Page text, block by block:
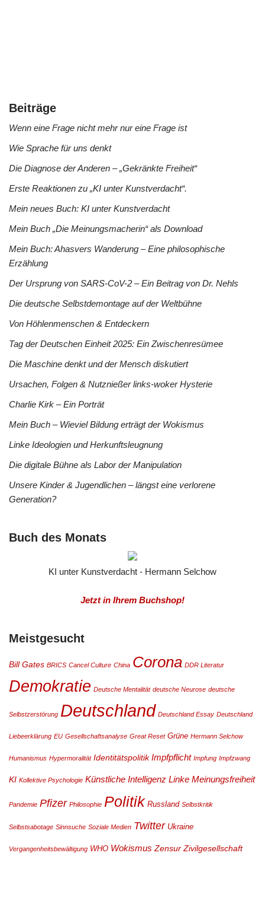
Beiträge
Wenn eine Frage nicht mehr nur eine Frage ist
Wie Sprache für uns denkt
Die Diagnose der Anderen – „Gekränkte Freiheit“
Erste Reaktionen zu „KI unter Kunstverdacht“.
Mein neues Buch: KI unter Kunstverdacht
Mein Buch „Die Meinungsmacherin“ als Download
Mein Buch: Ahasvers Wanderung – Eine philosophische
Erzählung
Der Ursprung von SARS-CoV-2 – Ein Beitrag von Dr. Nehls
Die deutsche Selbstdemontage auf der Weltbühne
Von Höhlenmenschen & Entdeckern
Tag der Deutschen Einheit 2025: Ein Zwischenresümee
Die Maschine denkt und der Mensch diskutiert
Ursachen, Folgen & Nutznießer links-woker Hysterie
Charlie Kirk – Ein Porträt
Mein Buch – Wieviel Bildung erträgt der Wokismus
Linke Ideologien und Herkunftsleugnung
Die digitale Bühne als Labor der Manipulation
Unsere Kinder & Jugendlichen – längst eine verlorene
Generation?
Buch des Monats
KI unter Kunstverdacht - Hermann Selchow
Jetzt in Ihrem Buchshop!
Meistgesucht
Bill Gates BRICS Cancel Culture China Corona DDR Literatur
Demokratie Deutsche Mentalität deutsche Neurose deutsche
Selbstzerstörung Deutschland Deutschland Essay Deutschland
Liebeerklärung EU Gesellschaftsanalyse Great Reset Grüne Hermann Selchow
Humanismus Hypermoralität Identitätspolitik Impfpflicht Impfung Impfzwang
KI Kollektive Psychologie Künstliche Intelligenz Linke Meinungsfreiheit
Pandemie Pfizer Philosophie Politik Russland Selbstkritik
Selbstsabotage Sinnsuche Soziale Medien Twitter Ukraine
Vergangenheitsbewältigung WHO Wokismus Zensur Zivilgesellschaft